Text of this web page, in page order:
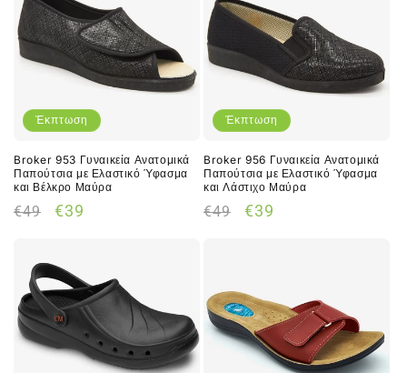
Έκπτωση
Broker 953 Γυναικεία Ανατομικά
Παπούτσια με Ελαστικό Ύφασμα
και Βέλκρο Μαύρα
Κανονική
€49
Τιμή
€39
Έκπτωση
Broker 956 Γυναικεία Ανατομικά
Παπούτσια με Ελαστικό Ύφασμα
και Λάστιχο Μαύρα
Κανονική
€49
Τιμή
€39